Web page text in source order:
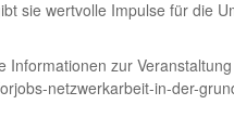
sie wertvolle Impulse für die
Informationen zur
netzwerkarbeit-in-der-